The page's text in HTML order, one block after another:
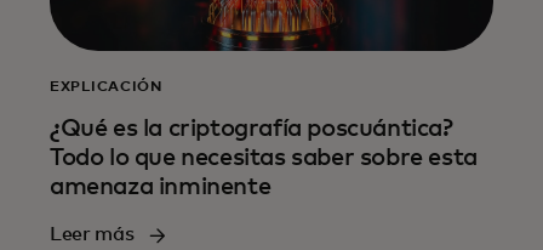
EXPLICACIÓN
¿Qué es la criptografía poscuántica?
Todo lo que necesitas saber sobre esta
amenaza inminente
Leer más